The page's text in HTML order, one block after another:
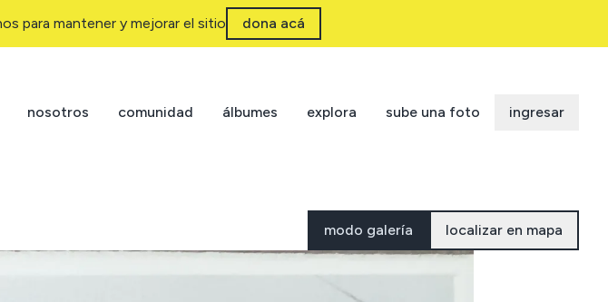
para mantener y mejorar el sitio dona acá
nosotros comunidad álbumes explora sube una foto ingresar
modo galería localizar en mapa